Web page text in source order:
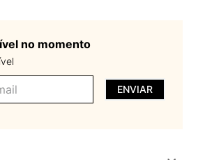
no momento
ENVIAR